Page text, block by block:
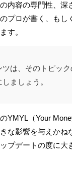
内容の専門性、深
プロが書く、もし
す。
は、そのトピック
ましょう。
YMYL（Your
な影響を与えかね
プデートの度に大